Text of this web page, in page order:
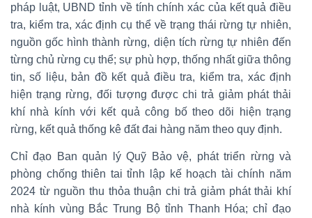
pháp luật, UBND tỉnh về tính chính xác của kết quả điều
tra, kiểm tra, xác định cụ thể về trạng thái rừng tự nhiên,
nguồn gốc hình thành rừng, diện tích rừng tự nhiên đến
từng chủ rừng cụ thể; sự phù hợp, thống nhất giữa thông
tin, số liệu, bản đồ kết quả điều tra, kiểm tra, xác định
hiện trạng rừng, đối tượng được chi trả giảm phát thải
khí nhà kính với kết quả công bố theo dõi hiện trạng
rừng, kết quả thống kê đất đai hàng năm theo quy định.
Chỉ đạo Ban quản lý Quỹ Bảo vệ, phát triển rừng và
phòng chống thiên tai tỉnh lập kế hoạch tài chính năm
2024 từ nguồn thu thỏa thuận chi trả giảm phát thải khí
nhà kính vùng Bắc Trung Bộ tỉnh Thanh Hóa; chỉ đạo